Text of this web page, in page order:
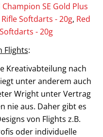
SE Gold Plus
Softdarts - 20g, Red
- 20g
Flights:
Kreativabteilung nach
unter anderem auch
Wright unter Vertrag
nie aus. Daher gibt es
von Flights z.B.
oder individuelle